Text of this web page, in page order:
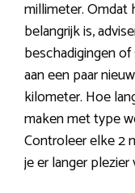
millimeter. Omdat
belangrijk is,
beschadigingen
aan een paar
kilometer. Hoe
maken met type
Controleer elke 2
je er langer